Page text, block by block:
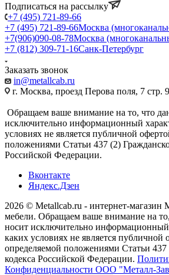
Подписаться на рассылку
+7 (495) 721-89-66
+7 (495) 721-89-66Москва
+7(906)090-08-78Москва
+7 (812) 309-71-16Санк-Петербург
Заказать звонок
in@metallcab.ru
г. Москва, проезд Перова поля, 7 стр. 9
Обращаем ваше внимание на то, что
исключительно информационный
условиях не является публичной
положениями Статьи 437 (2)
Российской Федерации.
Вконтакте
Яндекс.Дзен
2026 © Metallcab.ru - интернет-магазин
мебели. Обращаем ваше внимание на
носит исключительно
каких условиях не является публичной
определяемой положениями Статьи 437
кодекса Российской Федерации.
Конфиденциальности ООО "Металл-